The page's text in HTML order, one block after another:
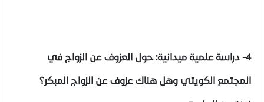
4- دراسة علمية ميدانية: حول العزوف عن الزواج في
المجتمع الكويتي وهل هناك عزوف عن الزواج المبكر؟